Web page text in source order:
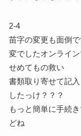
2-4
苗字の変更も面倒
変でしたオンライ
せめてもの救い
書類取り寄せて記
したっけ？？？
もっと簡単に手続
どね